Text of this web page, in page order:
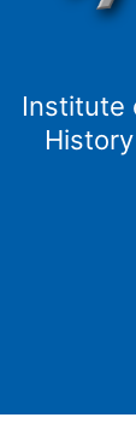
Institute
History